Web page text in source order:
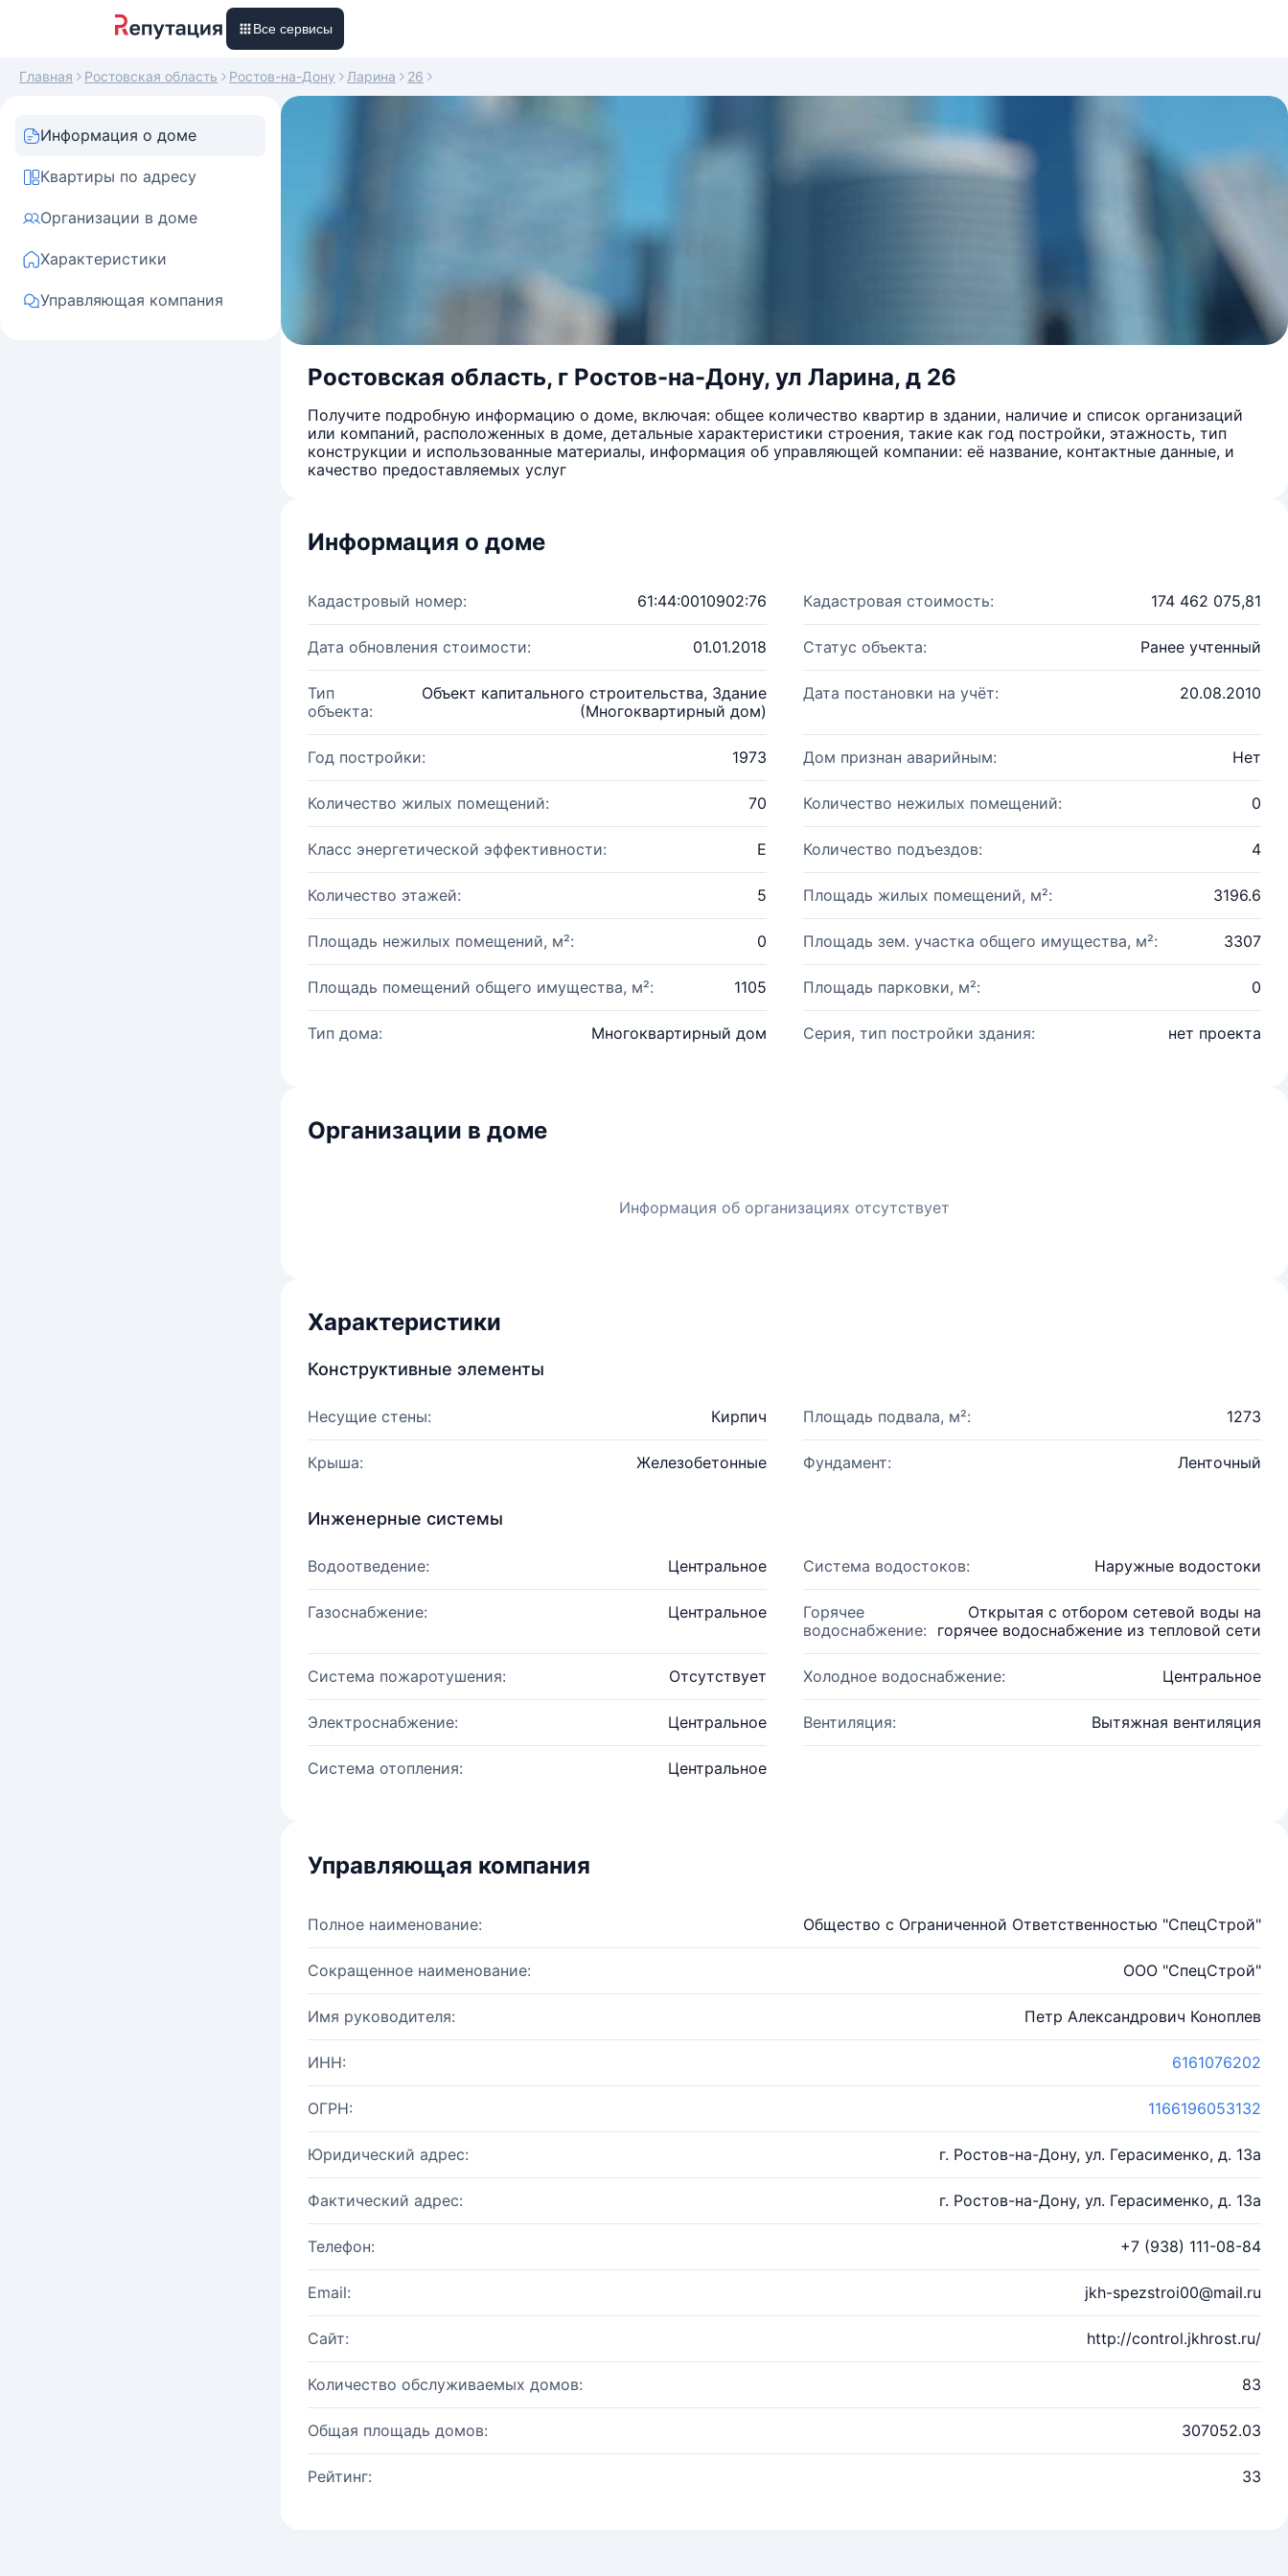
Все сервисы
Главная Ростовская область Ростов-на-Дону Ларина 26
Информация о доме
Квартиры по адресу
Организации в доме
Характеристики
Управляющая компания
Ростовская область, г Ростов-на-Дону, ул Ларина, д 26
Получите подробную информацию о доме, включая: общее количество квартир в здании, наличие и список организаций
или компаний, расположенных в доме, детальные характеристики строения, такие как год постройки, этажность, тип
конструкции и использованные материалы, информация об управляющей компании: её название, контактные данные, и
качество предоставляемых услуг
Информация о доме
Кадастровый номер: 61:44:0010902:76 Кадастровая стоимость: 174 462 075,81
Дата обновления стоимости: 01.01.2018 Статус объекта: Ранее учтенный
Тип
объекта:
Объект капитального строительства, Здание
(Многоквартирный дом)
Дата постановки на учёт: 20.08.2010
Год постройки: 1973 Дом признан аварийным: Нет
Количество жилых помещений: 70 Количество нежилых помещений: 0
Класс энергетической эффективности: E Количество подъездов: 4
Количество этажей: 5 Площадь жилых помещений, м²: 3196.6
Площадь нежилых помещений, м²: 0 Площадь зем. участка общего имущества, м²: 3307
Площадь помещений общего имущества, м²: 1105 Площадь парковки, м²: 0
Тип дома: Многоквартирный дом Серия, тип постройки здания: нет проекта
Организации в доме
Информация об организациях отсутствует
Характеристики
Конструктивные элементы
Несущие стены: Кирпич Площадь подвала, м²: 1273
Крыша: Железобетонные Фундамент: Ленточный
Инженерные системы
Водоотведение: Центральное Система водостоков: Наружные водостоки
Газоснабжение: Центральное
Горячее
водоснабжение:
Открытая с отбором сетевой воды на
горячее водоснабжение из тепловой сети
Система пожаротушения: Отсутствует Холодное водоснабжение: Центральное
Электроснабжение: Центральное Вентиляция: Вытяжная вентиляция
Система отопления: Центральное
Управляющая компания
Полное наименование: Общество с Ограниченной Ответственностью "СпецСтрой"
Сокращенное наименование: ООО "СпецСтрой"
Имя руководителя: Петр Александрович Коноплев
ИНН: 6161076202
ОГРН: 1166196053132
Юридический адрес: г. Ростов-на-Дону, ул. Герасименко, д. 13а
Фактический адрес: г. Ростов-на-Дону, ул. Герасименко, д. 13а
Телефон: +7 (938) 111-08-84
Email: jkh-spezstroi00@mail.ru
Сайт: http://control.jkhrost.ru/
Количество обслуживаемых домов: 83
Общая площадь домов: 307052.03
Рейтинг: 33